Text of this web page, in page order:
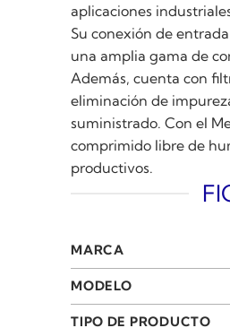
aplicaciones
Su conexión de
una amplia gama de
Además, cuenta con
eliminación de
suministrado. Con el
comprimido libre de
productivos.
MARCA
MODELO
TIPO DE PRODUCTO